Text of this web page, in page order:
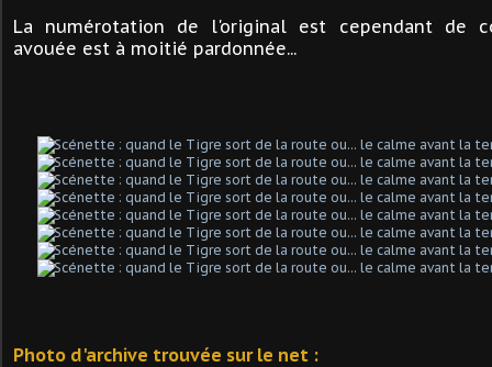
La numérotation de l'original est cependant de
avouée est à moitié pardonnée...
Photo d'archive trouvée sur le net :